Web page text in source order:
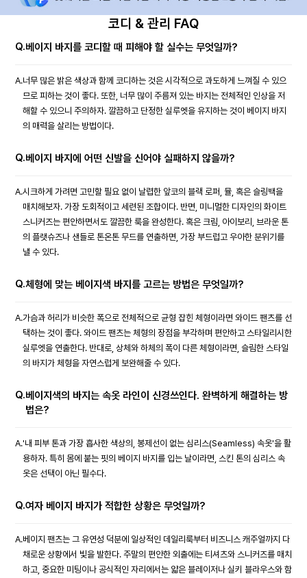
코디 & 관리 FAQ
Q.베이지 바지를 코디할 때 피해야 할 실수는 무엇일까?
A.너무 많은 밝은 색상과 함께 코디하는 것은 시각적으로 과도하게 느껴질 수 있으
므로 피하는 것이 좋다. 또한, 너무 많이 주름져 있는 바지는 전체적인 인상을 저
해할 수 있으니 주의하자. 깔끔하고 단정한 실루엣을 유지하는 것이 베이지 바지
의 매력을 살리는 방법이다.
Q.베이지 바지에 어떤 신발을 신어야 실패하지 않을까?
A.시크하게 가려면 고민할 필요 없이 날렵한 앞코의 블랙 로퍼, 뮬, 혹은 슬링백을
매치해보자. 가장 도회적이고 세련된 조합이다. 반면, 미니멀한 디자인의 화이트
스니커즈는 편안하면서도 깔끔한 룩을 완성한다. 혹은 크림, 아이보리, 브라운 톤
의 플랫슈즈나 샌들로 톤온톤 무드를 연출하면, 가장 부드럽고 우아한 분위기를
낼 수 있다.
Q.체형에 맞는 베이지색 바지를 고르는 방법은 무엇일까?
A.가슴과 허리가 비슷한 폭으로 전체적으로 균형 잡힌 체형이라면 와이드 팬츠를 선
택하는 것이 좋다. 와이드 팬츠는 체형의 장점을 부각하며 편안하고 스타일리시한
실루엣을 연출한다. 반대로, 상체와 하체의 폭이 다른 체형이라면, 슬림한 스타일
의 바지가 체형을 자연스럽게 보완해줄 수 있다.
Q.베이지색의 바지는 속옷 라인이 신경쓰인다. 완벽하게 해결하는 방
법은?
A.'내 피부 톤과 가장 흡사한 색상의, 봉제선이 없는 심리스(Seamless) 속옷'을 활
용하자. 특히 몸에 붙는 핏의 베이지 바지를 입는 날이라면, 스킨 톤의 심리스 속
옷은 선택이 아닌 필수다.
Q.여자 베이지 바지가 적합한 상황은 무엇일까?
A.베이지 팬츠는 그 유연성 덕분에 일상적인 데일리룩부터 비즈니스 캐주얼까지 다
채로운 상황에서 빛을 발한다. 주말의 편안한 외출에는 티셔츠와 스니커즈를 매치
하고, 중요한 미팅이나 공식적인 자리에서는 얇은 블레이저나 실키 블라우스와 함